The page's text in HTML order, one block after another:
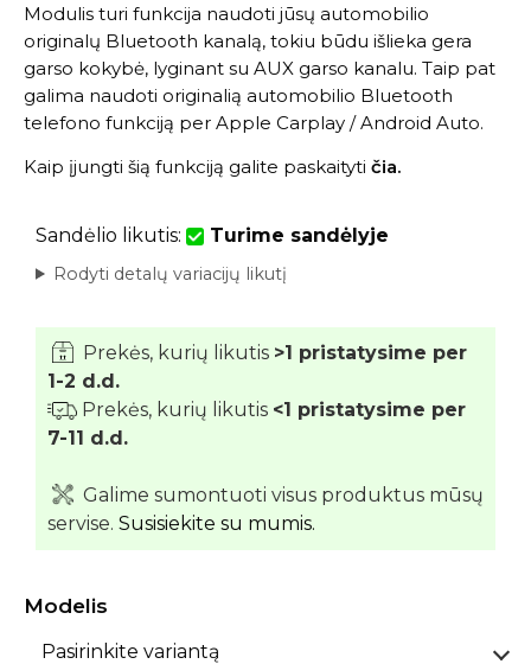
Modulis turi funkcija naudoti jūsų automobilio
originalų Bluetooth kanalą, tokiu būdu išlieka gera
garso kokybė, lyginant su AUX garso kanalu. Taip pat
galima naudoti originalią automobilio Bluetooth
telefono funkciją per Apple Carplay / Android Auto.
Kaip įjungti šią funkciją galite paskaityti čia.
Sandėlio likutis: Turime sandėlyje
Rodyti detalų variacijų likutį
Prekės, kurių likutis >1 pristatysime per
1-2 d.d.
Prekės, kurių likutis <1 pristatysime per
7-11 d.d.
Galime sumontuoti visus produktus mūsų
servise. Susisiekite su mumis.
Modelis
Pasirinkite variantą